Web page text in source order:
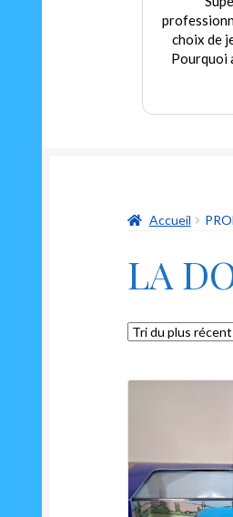
choix de
Pourquoi
magasin
Accueil
LA